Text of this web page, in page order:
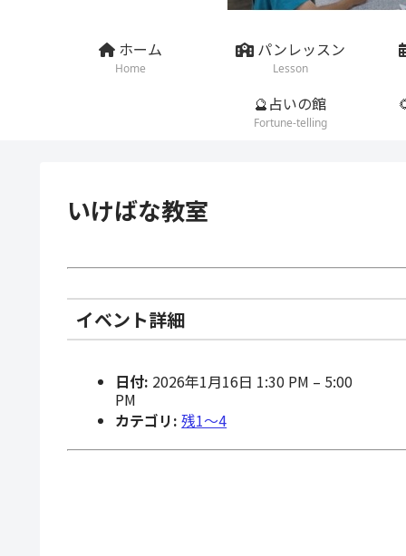
ホーム
Home
パンレッスン
Lesson
🔮占いの館
Fortune-telling
いけばな教室
イベント詳細
日付: 2026年1月16日 1:30 PM – 5:00
PM
カテゴリ: 残1〜4